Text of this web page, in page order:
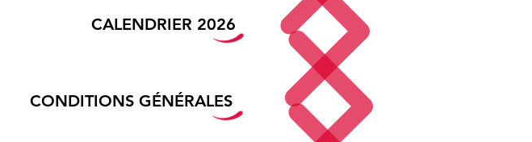
CALENDRIER 2026
CONDITIONS GÉNÉRALES